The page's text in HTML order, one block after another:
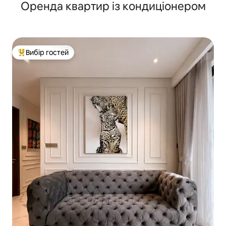
Оренда квартир із кондиціонером
Топ вибір гостей
Вибір гостей